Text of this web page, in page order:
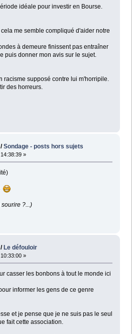
idéale pour investir en Bourse.
me semble compliqué d'aider notre
à demeure finissent pas entraîner
puis donner mon avis sur le sujet.
racisme supposé contre lui m'horripile.
des horreurs.
/Sondage - posts hors sujets
»
?...)
/ Le défouloir
»
casser les bonbons à tout le monde ici
informer les gens de ce genre
et je pense que je ne suis pas le seul
fait cette association.